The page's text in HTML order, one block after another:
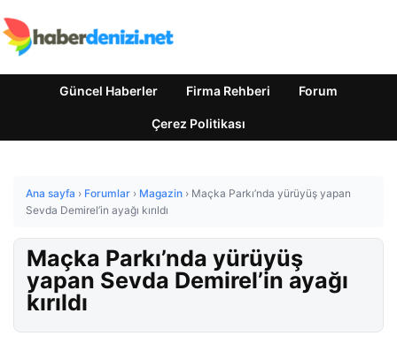
Güncel Haberler Firma Rehberi Forum
Çerez Politikası
Ana sayfa › Forumlar › Magazin › Maçka Parkı’nda yürüyüş yapan
Sevda Demirel’in ayağı kırıldı
Maçka Parkı’nda yürüyüş
yapan Sevda Demirel’in ayağı
kırıldı